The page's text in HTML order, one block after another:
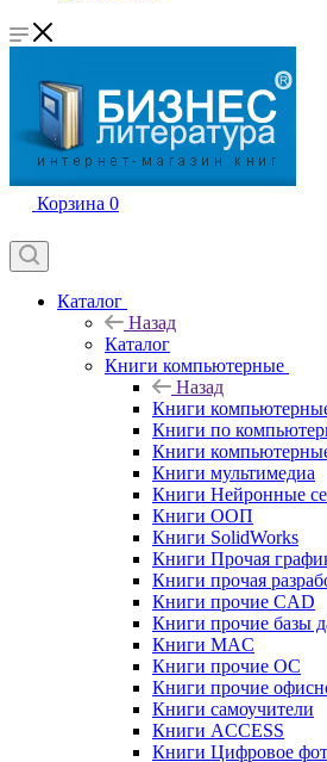
Корзина 0
Каталог
Назад
Каталог
Книги компьютерные
Назад
Книги
Книги по
Книги
Книги мультимедиа
Книги Нейронные
Книги ООП
Книги SolidWorks
Книги Прочая
Книги прочая
Книги прочие CAD
Книги прочие базы
Книги MAC
Книги прочие ОС
Книги прочие
Книги самоучители
Книги ACCESS
Книги Цифровое